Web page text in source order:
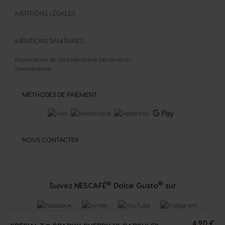
Suivez NESCAFÉ® Dolce Gusto® sur
MÉTHODES DE PAIEMENT
NOUS CONTACTER
MENTIONS LÉGALES
MENTIONS SANITAIRES
Paramètres de confidentialité Déclaration
d'accessibilité
4,90 €